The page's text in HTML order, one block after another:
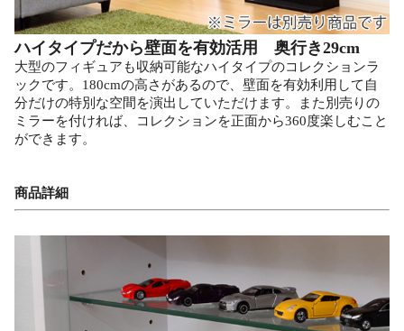
ハイタイプだから壁面を有効活用 奥行き29cm
大型のフィギュアも収納可能なハイタイプのコレクションラ
ックです。180cmの高さがあるので、壁面を有効利用して自
分だけの特別な空間を演出していただけます。また別売りの
ミラーを付ければ、コレクションを正面から360度楽しむこと
ができます。
商品詳細